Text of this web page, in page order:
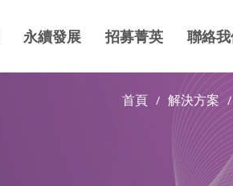
永續發展 招募菁英 聯絡
首頁 解決方案